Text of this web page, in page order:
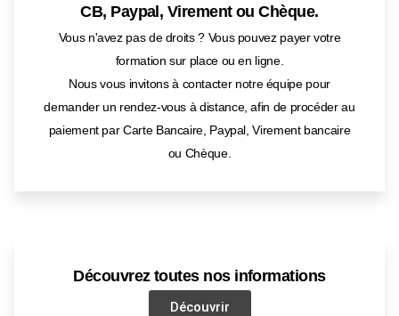
CB, Paypal, Virement ou Chèque.
Vous n'avez pas de droits ? Vous pouvez payer votre
formation sur place ou en ligne.
Nous vous invitons à contacter notre équipe pour
demander un rendez-vous à distance, afin de procéder au
paiement par Carte Bancaire, Paypal, Virement bancaire
ou Chèque.
Découvrez toutes nos informations
Découvrir